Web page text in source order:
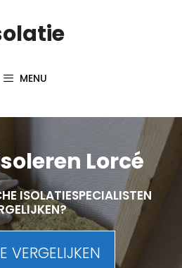
MENU
Lorcé
ISOLATIESPECIALISTEN
VERGELIJKEN